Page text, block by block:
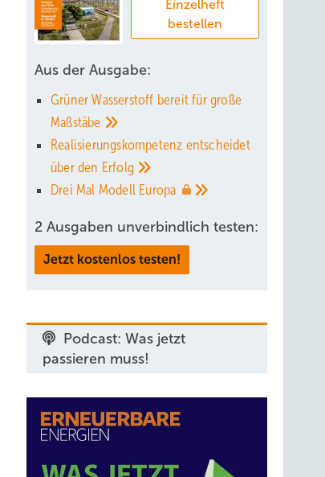
Einzelheft
bestellen
Aus der Ausgabe:
Grüner Wasserstoff bereit für große
Maßstäbe
Realisierungskompetenz entscheidet
über den Erfolg
Drei Mal Modell Europa
2 Ausgaben unverbindlich testen:
Jetzt kostenlos testen!
Podcast: Was jetzt
passieren muss!